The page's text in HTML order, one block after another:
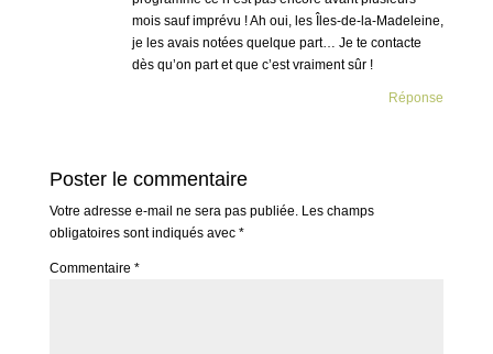
mois sauf imprévu ! Ah oui, les Îles-de-la-Madeleine,
je les avais notées quelque part… Je te contacte
dès qu’on part et que c’est vraiment sûr !
Réponse
Poster le commentaire
Votre adresse e-mail ne sera pas publiée. Les champs
obligatoires sont indiqués avec *
Commentaire *